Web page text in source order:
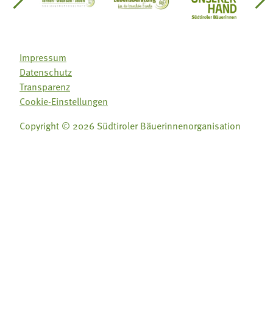
Südtirol
Gärtnervereinigung
Sozialgenossenschaft Mit Bäuerinnen lernen -
Lebensberatung für dieAus unserer
Impressum
Datenschutz
Transparenz
Cookie-Einstellungen
Copyright © 2026 Südtiroler Bäuerinnenorganisation